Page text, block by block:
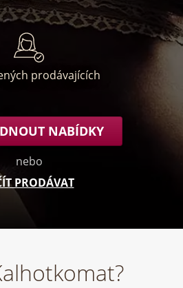
prodávajících
NABÍDKY
nebo
PRODÁVAT